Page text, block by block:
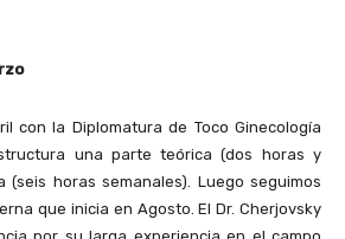
con la Diplomatura de Toco Ginecología
una parte teórica (dos horas y
(seis horas semanales). Luego seguimos
que inicia en Agosto. El Dr. Cherjovsky
por su larga experiencia en el campo